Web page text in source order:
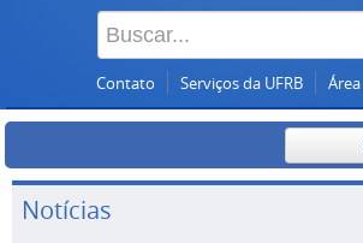
Contato Serviços da UFRB
Notícias